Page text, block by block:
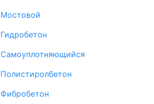
Мостовой
Гидробетон
Самоуплотняющийся
Полистиролбетон
Фибробетон